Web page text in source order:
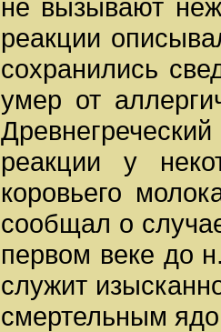
не вызывают
реакции
сохранились
умер от
реакции у
коровьего
сообщал о
первом веке до
служит
смертельным